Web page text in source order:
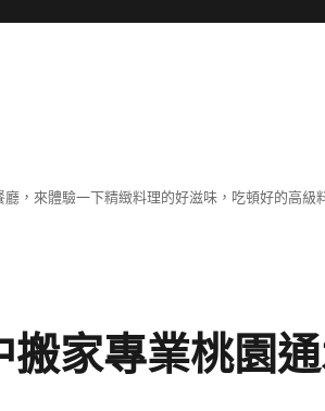
，來體驗一下精緻料理的好滋味，吃頓好的高級
家專業桃園